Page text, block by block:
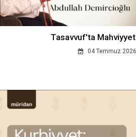
Tasavvuf'ta Mahviyyet
04 Temmuz 2026